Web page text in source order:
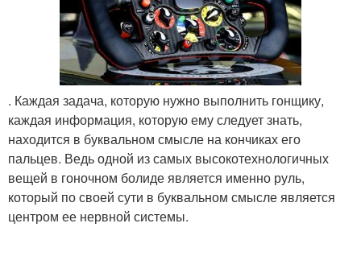
. Каждая задача, которую нужно выполнить гонщику,
каждая информация, которую ему следует знать,
находится в буквальном смысле на кончиках его
пальцев. Ведь одной из самых высокотехнологичных
вещей в гоночном болиде является именно руль,
который по своей сути в буквальном смысле является
центром ее нервной системы.